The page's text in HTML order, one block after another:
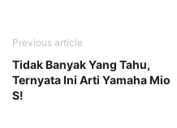
Previous article
Tidak Banyak Yang Tahu,
Ternyata Ini Arti Yamaha Mio
S!